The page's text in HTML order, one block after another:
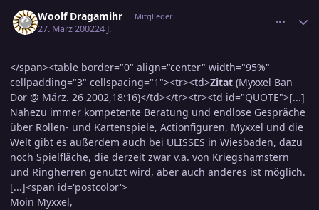
Woolf Dragamihr Mitglieder
27. März 200224 J.
</span><table border="0" align="center" width="95%"
cellpadding="3" cellspacing="1"><tr><td>Zitat (Myxxel Ban
Dor @ März. 26 2002,18:16)</td></tr><tr><td id="QUOTE">[...]
Nahezu immer kompetente Beratung und endlose Gespräche
über Rollen- und Kartenspiele, Actionfiguren, Myxxel und die
Welt gibt es außerdem auch bei ULISSES in Wiesbaden, dazu
noch Spielfläche, die derzeit zwar v.a. von Kriegshamstern
und Ringherren genutzt wird, aber auch anderes ist möglich.
[...]<span id='postcolor'>
Moin Myxxel,